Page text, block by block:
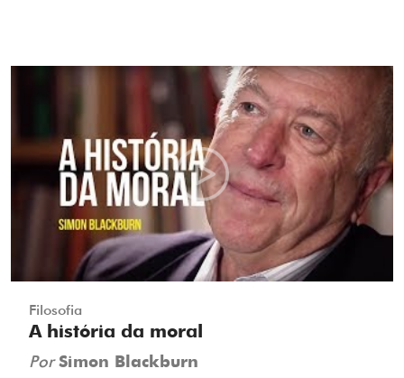
Filosofia
A história da moral
Por Simon Blackburn